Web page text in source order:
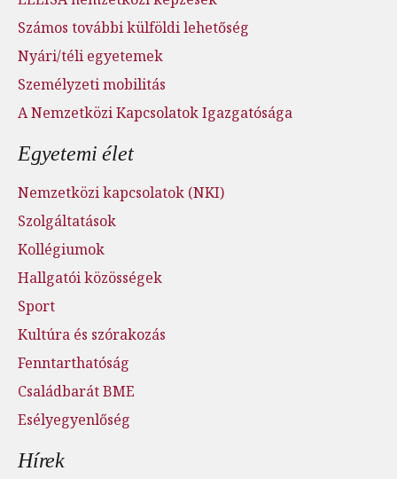
Számos további külföldi lehetőség
Nyári/téli egyetemek
Személyzeti mobilitás
A Nemzetközi Kapcsolatok Igazgatósága
Egyetemi élet
Nemzetközi kapcsolatok (NKI)
Szolgáltatások
Kollégiumok
Hallgatói közösségek
Sport
Kultúra és szórakozás
Fenntarthatóság
Családbarát BME
Esélyegyenlőség
Hírek